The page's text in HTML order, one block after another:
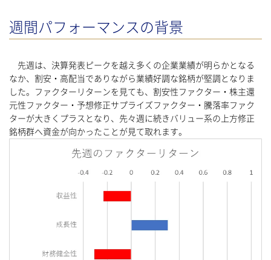
週間パフォーマンスの背景
先週は、決算発表ピークを越え多くの企業業績が明らかとなる
なか、割安・高配当でありながら業績好調な銘柄が堅調となりま
した。ファクターリターンを見ても、割安性ファクター・株主還
元性ファクター・予想修正サプライズファクター・騰落率ファク
ターが大きくプラスとなり、先々週に続きバリュー系の上方修正
銘柄群へ資金が向かったことが見て取れます。